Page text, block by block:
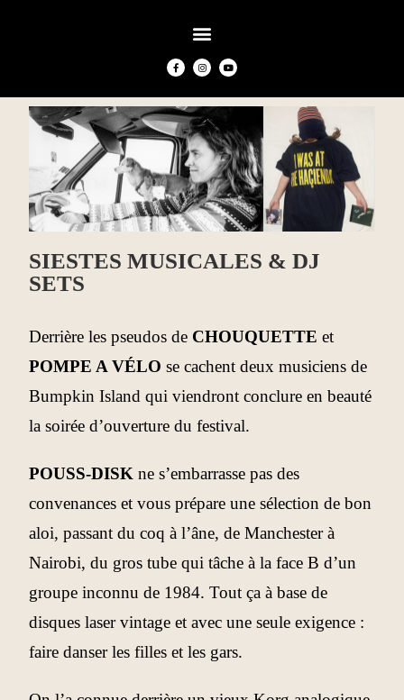
SIESTES MUSICALES & DJ
SETS
Derrière les pseudos de CHOUQUETTE et
POMPE A VÉLO se cachent deux musiciens de
Bumpkin Island qui viendront conclure en beauté
la soirée d’ouverture du festival.
POUSS-DISK ne s’embarrasse pas des
convenances et vous prépare une sélection de bon
aloi, passant du coq à l’âne, de Manchester à
Nairobi, du gros tube qui tâche à la face B d’un
groupe inconnu de 1984. Tout ça à base de
disques laser vintage et avec une seule exigence :
faire danser les filles et les gars.